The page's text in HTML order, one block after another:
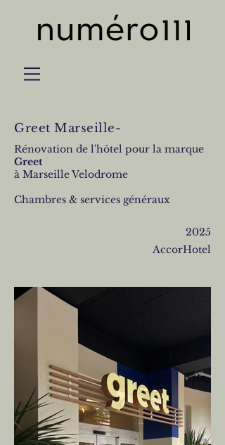
Greet Marseille-
Rénovation de l'hôtel pour la marque
Greet
à Marseille Velodrome
Chambres & services généraux
2025
AccorHotel